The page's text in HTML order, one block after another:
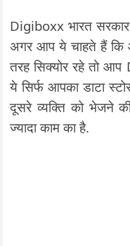
Digiboxx भारत सरकार
अगर आप ये चाहते हैं कि
तरह सिक्योर रहे तो
ये सिर्फ आपका डाटा
दूसरे व्यक्ति को भेजने
ज्यादा काम का है.